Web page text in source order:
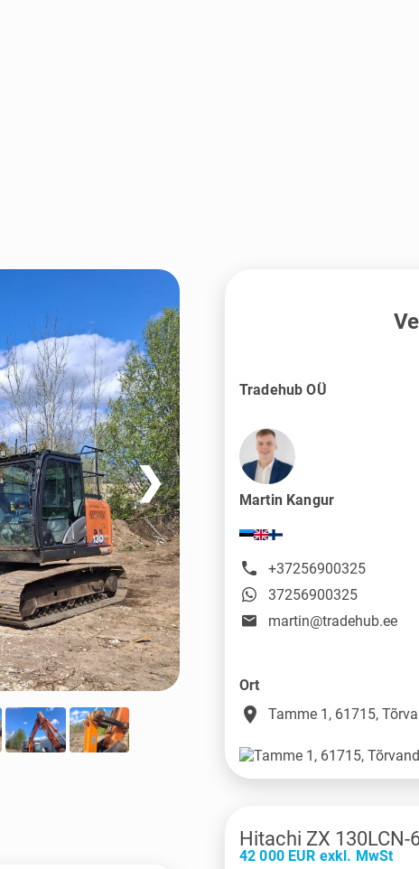
❯
Tradehub OÜ
Martin Kangur
+37256900325
37256900325
martin@tradehub.ee
Ort
place Tamme 1, 61715,
Hitachi ZX 130LCN-
42 000 EUR exkl. MwSt